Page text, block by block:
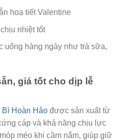
hoạ tiết Valentine
nhiệt tốt
uống hàng ngày như trà sữa,
giá tốt cho dịp lễ
Bì Hoàn Hảo được sản xuất từ
cáp và khả năng chịu lực
méo khi cầm nắm, giúp giữ